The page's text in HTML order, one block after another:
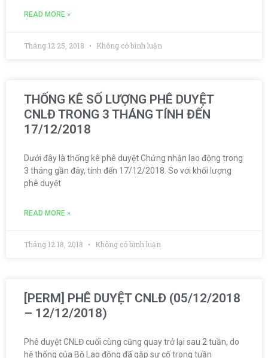
READ MORE »
Tháng 12 25, 2018 Không có bình luận
THỐNG KÊ SỐ LƯỢNG PHÊ DUYỆT
CNLĐ TRONG 3 THÁNG TÍNH ĐẾN
17/12/2018
Dưới đây là thống kê phê duyệt Chứng nhận lao động trong
3 tháng gần đây, tính đến 17/12/2018. So với khối lượng
phê duyệt
READ MORE »
Tháng 12 18, 2018 Không có bình luận
[PERM] PHÊ DUYỆT CNLĐ (05/12/2018
– 12/12/2018)
Phê duyệt CNLĐ cuối cùng cũng quay trở lại sau 2 tuần, do
hệ thống của Bộ Lao động đã găp sự cố trong tuần